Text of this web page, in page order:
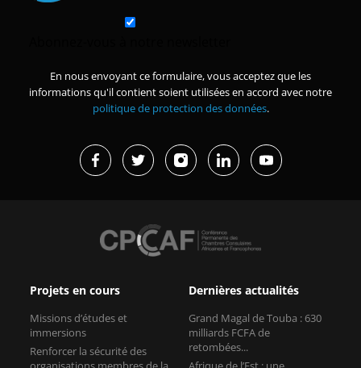
En nous envoyant ce formulaire, vous acceptez que les
informations qu'il contient soient utilisées en accord avec notre
politique de protection des données.
Projets en cours
Missions d’études et
immersions
Renforcer la sécurité des
Dernières actualités
Grand Magal de Touba : 630
milliards FCFA de
retombées...